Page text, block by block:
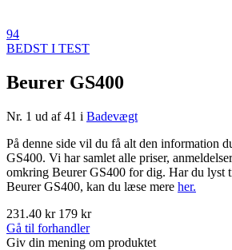
94
BEDST I TEST
Beurer GS400
Nr. 1 ud af 41 i Badevægt
På denne side vil du få alt den information
GS400. Vi har samlet alle priser,
omkring Beurer GS400 for dig. Har du lyst
Beurer GS400, kan du læse mere her.
231.40 kr 179 kr
Gå til forhandler
Giv din mening om produktet